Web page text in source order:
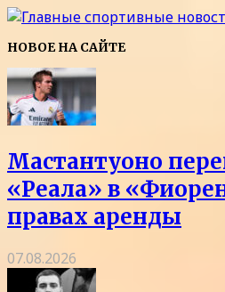
НОВОЕ НА САЙТЕ
Мастантуоно
«Реала» в
правах аренды
07.08.2026